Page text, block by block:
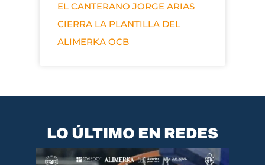
EL CANTERANO JORGE ARIAS
CIERRA LA PLANTILLA DEL
ALIMERKA OCB
LO ÚLTIMO EN REDES